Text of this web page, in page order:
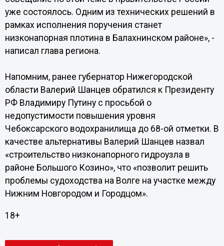
уже состоялось. Одним из технических решений в
рамках исполнения поручения станет
низконапорная плотина в Балахнинском районе», -
написал глава региона.
Напомним, ранее губернатор Нижегородской
области Валерий Шанцев обратился к Президенту
РФ Владимиру Путину с просьбой о
недопустимости повышения уровня
Чебоксарского водохранилища до 68-ой отметки. В
качестве альтернативы Валерий Шанцев назвал
«строительство низконапорного гидроузла в
районе Большого Козино», что «позволит решить
проблемы судоходства на Волге на участке между
Нижним Новгородом и Городцом».
18+